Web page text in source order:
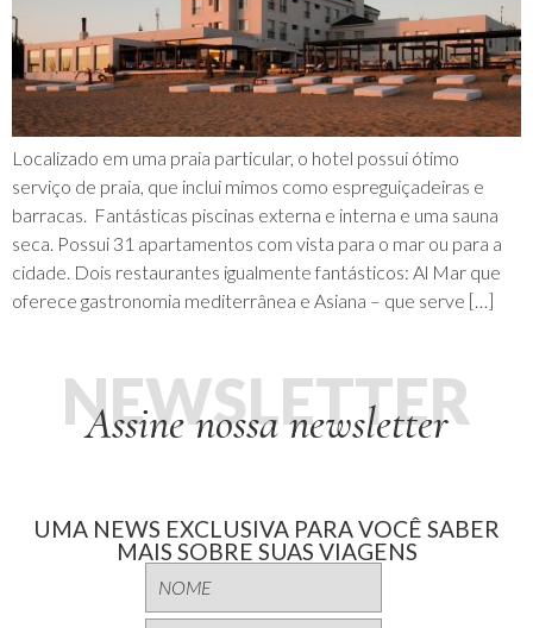
Localizado em uma praia particular, o hotel possui ótimo
serviço de praia, que inclui mimos como espreguiçadeiras e
barracas. Fantásticas piscinas externa e interna e uma sauna
seca. Possui 31 apartamentos com vista para o mar ou para a
cidade. Dois restaurantes igualmente fantásticos: Al Mar que
oferece gastronomia mediterrânea e Asiana – que serve […]
Assine nossa newsletter
NEWSLETTER
UMA NEWS EXCLUSIVA PARA VOCÊ SABER
MAIS SOBRE SUAS VIAGENS